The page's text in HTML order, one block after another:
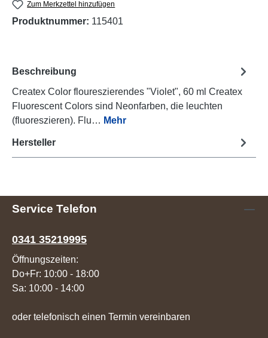
Zum Merkzettel hinzufügen
Produktnummer: 115401
Beschreibung
Createx Color floureszierendes "Violet", 60 ml Createx
Fluorescent Colors sind Neonfarben, die leuchten
(fluoreszieren). Flu… Mehr
Hersteller
Service Telefon
0341 35219995
Öffnungszeiten:
Do+Fr: 10:00 - 18:00
Sa: 10:00 - 14:00
oder telefonisch einen Termin vereinbaren